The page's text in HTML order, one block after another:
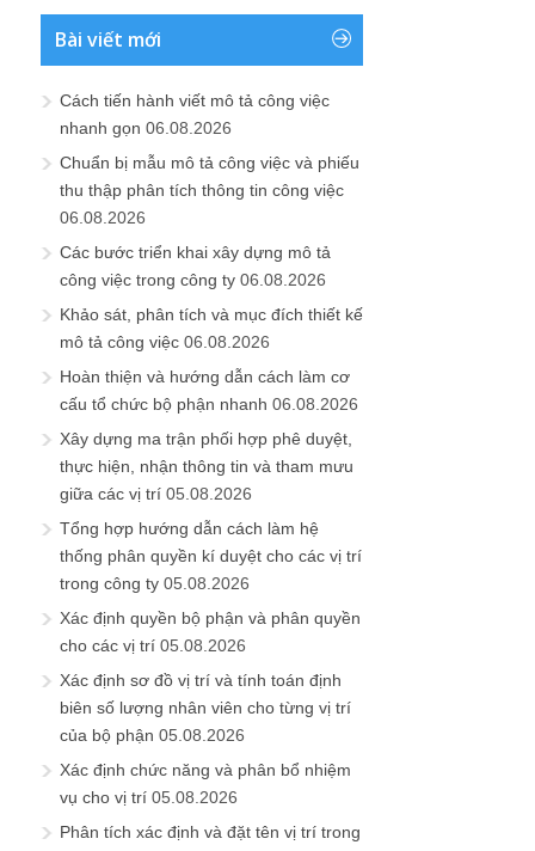
Bài viết mới
Cách tiến hành viết mô tả công việc
nhanh gọn 06.08.2026
Chuẩn bị mẫu mô tả công việc và phiếu
thu thập phân tích thông tin công việc
06.08.2026
Các bước triển khai xây dựng mô tả
công việc trong công ty 06.08.2026
Khảo sát, phân tích và mục đích thiết kế
mô tả công việc 06.08.2026
Hoàn thiện và hướng dẫn cách làm cơ
cấu tổ chức bộ phận nhanh 06.08.2026
Xây dựng ma trận phối hợp phê duyệt,
thực hiện, nhận thông tin và tham mưu
giữa các vị trí 05.08.2026
Tổng hợp hướng dẫn cách làm hệ
thống phân quyền kí duyệt cho các vị trí
trong công ty 05.08.2026
Xác định quyền bộ phận và phân quyền
cho các vị trí 05.08.2026
Xác định sơ đồ vị trí và tính toán định
biên số lượng nhân viên cho từng vị trí
của bộ phận 05.08.2026
Xác định chức năng và phân bổ nhiệm
vụ cho vị trí 05.08.2026
Phân tích xác định và đặt tên vị trí trong